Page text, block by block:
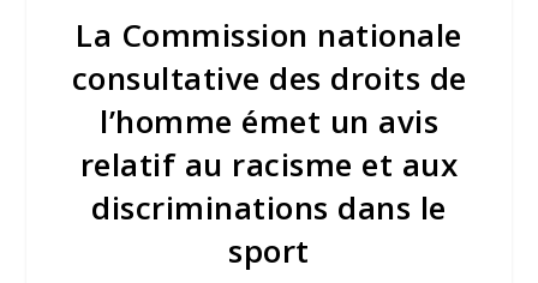
La Commission nationale
consultative des droits de
l’homme émet un avis
relatif au racisme et aux
discriminations dans le
sport